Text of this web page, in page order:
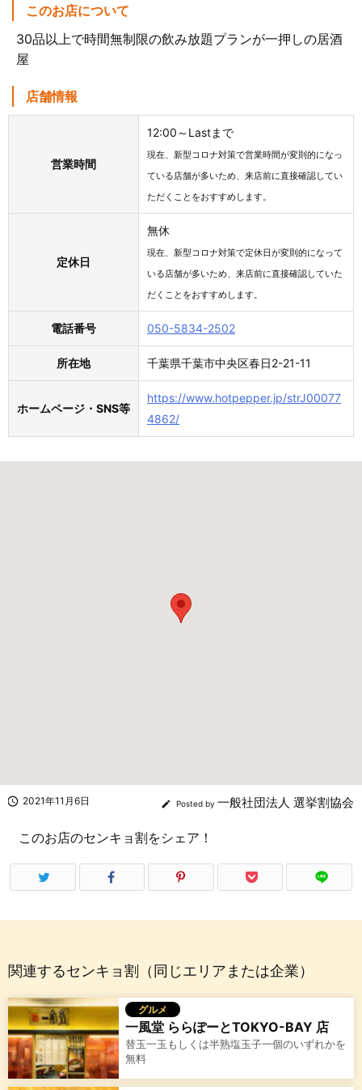
このお店について
30品以上で時間無制限の飲み放題プランが一押しの居酒
屋
店舗情報
営業時間
12:00～Lastまで
現在、新型コロナ対策で営業時間が変則的になっ
ている店舗が多いため、来店前に直接確認してい
ただくことをおすすめします。
定休日
無休
現在、新型コロナ対策で定休日が変則的になって
いる店舗が多いため、来店前に直接確認していた
だくことをおすすめします。
電話番号 050-5834-2502
所在地 千葉県千葉市中央区春日2-21-11
ホームページ・SNS等
https://www.hotpepper.jp/strJ00077
4862/
 2021年11月6日  Posted by 一般社団法人 選挙割協会
このお店のセンキョ割をシェア！
関連するセンキョ割（同じエリアまたは企業）
グルメ
一風堂 ららぽーとTOKYO-BAY 店
替玉一玉もしくは半熟塩玉子一個のいずれかを
無料